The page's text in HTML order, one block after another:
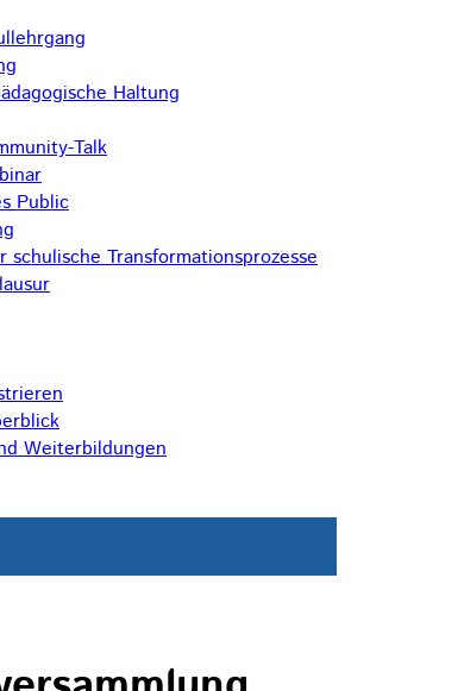
Haltung
Talk
Public
schulische Transformationsprozesse
Weiterbildungen